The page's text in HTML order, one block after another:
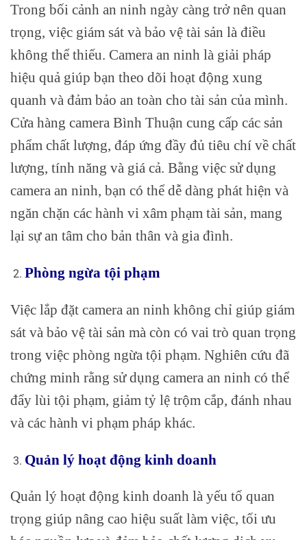
Trong bối cảnh an ninh ngày càng trở nên quan
trọng, việc giám sát và bảo vệ tài sản là điều
không thể thiếu. Camera an ninh là giải pháp
hiệu quả giúp bạn theo dõi hoạt động xung
quanh và đảm bảo an toàn cho tài sản của mình.
Cửa hàng camera Bình Thuận cung cấp các sản
phẩm chất lượng, đáp ứng đầy đủ tiêu chí về chất
lượng, tính năng và giá cả. Bằng việc sử dụng
camera an ninh, bạn có thể dễ dàng phát hiện và
ngăn chặn các hành vi xâm phạm tài sản, mang
lại sự an tâm cho bản thân và gia đình.
Phòng ngừa tội phạm
Việc lắp đặt camera an ninh không chỉ giúp giám
sát và bảo vệ tài sản mà còn có vai trò quan trọng
trong việc phòng ngừa tội phạm. Nghiên cứu đã
chứng minh rằng sử dụng camera an ninh có thể
đẩy lùi tội phạm, giảm tỷ lệ trộm cắp, đánh nhau
và các hành vi phạm pháp khác.
Quản lý hoạt động kinh doanh
Quản lý hoạt động kinh doanh là yếu tố quan
trọng giúp nâng cao hiệu suất làm việc, tối ưu